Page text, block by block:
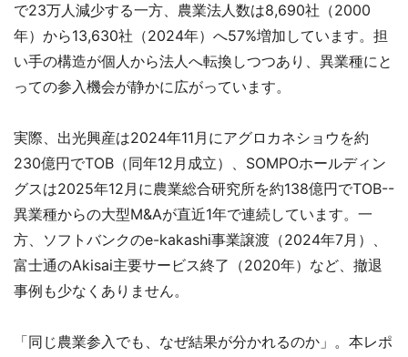
で23万人減少する一方、農業法人数は8,690社（2000
年）から13,630社（2024年）へ57%増加しています。担
い手の構造が個人から法人へ転換しつつあり、異業種にと
っての参入機会が静かに広がっています。
実際、出光興産は2024年11月にアグロカネショウを約
230億円でTOB（同年12月成立）、SOMPOホールディン
グスは2025年12月に農業総合研究所を約138億円でTOB--
異業種からの大型M&Aが直近1年で連続しています。一
方、ソフトバンクのe-kakashi事業譲渡（2024年7月）、
富士通のAkisai主要サービス終了（2020年）など、撤退
事例も少なくありません。
「同じ農業参入でも、なぜ結果が分かれるのか」。本レポ